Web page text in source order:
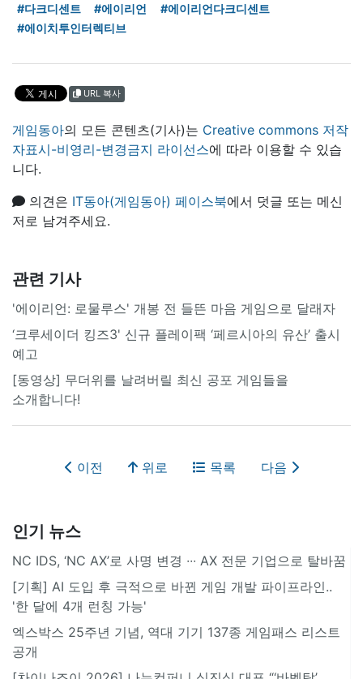
#다크디센트 #에이리언
#에이리언다크디센트
#에이치투인터렉티브
URL 복사
게임동아의 모든 콘텐츠(기사)는 Creative commons 저작
자표시-비영리-변경금지 라이선스에 따라 이용할 수 있습
니다.
의견은 IT동아(게임동아) 페이스북에서 덧글 또는 메신
저로 남겨주세요.
관련 기사
'에이리언: 로물루스' 개봉 전 들뜬 마음 게임으로 달래자
‘크루세이더 킹즈3' 신규 플레이팩 ‘페르시아의 유산’ 출시
예고
[동영상] 무더위를 날려버릴 최신 공포 게임들을
소개합니다!
이전 위로 목록 다음
인기 뉴스
NC IDS, ‘NC AX’로 사명 변경 ∙∙∙ AX 전문 기업으로 탈바꿈
[기획] AI 도입 후 극적으로 바뀐 게임 개발 파이프라인..
'한 달에 4개 런칭 가능'
엑스박스 25주년 기념, 역대 기기 137종 게임패스 리스트
공개